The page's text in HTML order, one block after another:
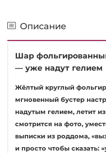
Описание
Шар
— уже надут гелием
Жёлтый круглый
мгновенный бустер
надутым гелием, летит
смотрится на фото,
выписки из роддома,
и просто чтобы сказать: